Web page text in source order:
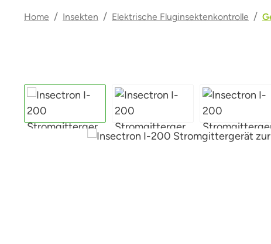
Home / Insekten / Elektrische Fluginsektenkontrolle /
Bildergalerie überspringen